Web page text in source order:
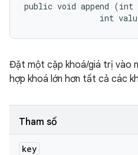
public void append (int
int
Đặt một cặp khoá/giá trị vào
hợp khoá lớn hơn tất cả các
Tham số
key